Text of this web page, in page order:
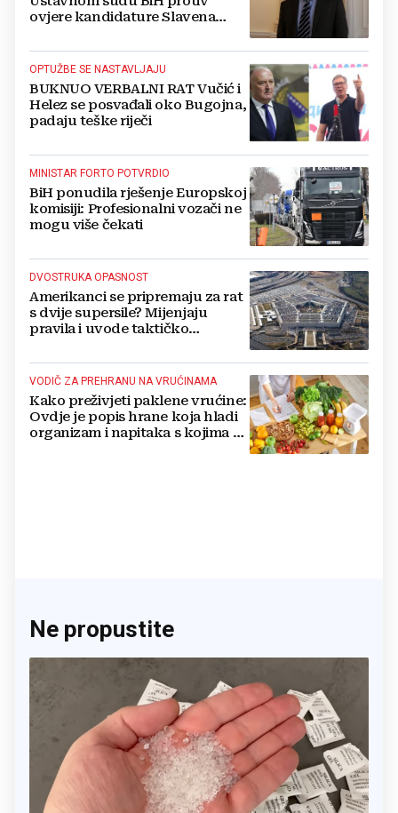
ovjere kandidature Slavena
OPTUŽBE SE NASTAVLJAJU
BUKNUO VERBALNI RAT Vučić i
Helez se posvađali oko Bugojna,
padaju teške riječi
MINISTAR FORTO POTVRDIO
BiH ponudila rješenje Europskoj
komisiji: Profesionalni vozači ne
mogu više čekati
DVOSTRUKA OPASNOST
Amerikanci se pripremaju za rat
s dvije supersile? Mijenjaju
pravila i uvode taktičko
VODIČ ZA PREHRANU NA VRUĆINAMA
Kako preživjeti paklene vrućine:
Ovdje je popis hrane koja hladi
organizam i napitaka s kojima si
Ne propustite